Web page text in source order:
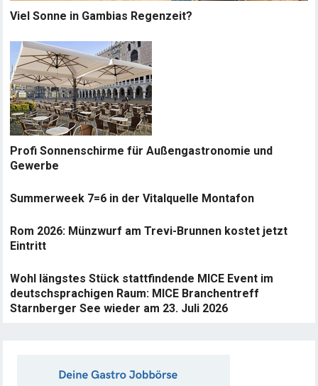
Viel Sonne in Gambias Regenzeit?
Profi Sonnenschirme für Außengastronomie und
Gewerbe
Summerweek 7=6 in der Vitalquelle Montafon
Rom 2026: Münzwurf am Trevi-Brunnen kostet jetzt
Eintritt
Wohl längstes Stück stattfindende MICE Event im
deutschsprachigen Raum: MICE Branchentreff
Starnberger See wieder am 23. Juli 2026